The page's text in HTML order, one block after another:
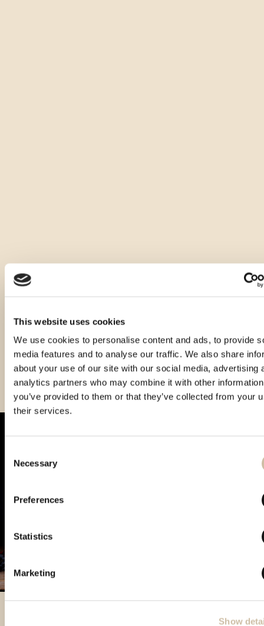
This website uses cookies
We use cookies to personalise content and ads, to provide
media features and to analyse our traffic. We also share
about your use of our site with our social media, advertising
analytics partners who may combine it with other
you’ve provided to them or that they’ve collected from your
their services.
Selection
Necessary
Preferences
Statistics
Marketing
Show